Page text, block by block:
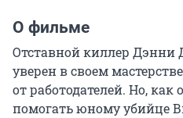
О фильме
Отставной киллер Дэнни
уверен в своем
от работодателей. Но, как
помогать юному убийце